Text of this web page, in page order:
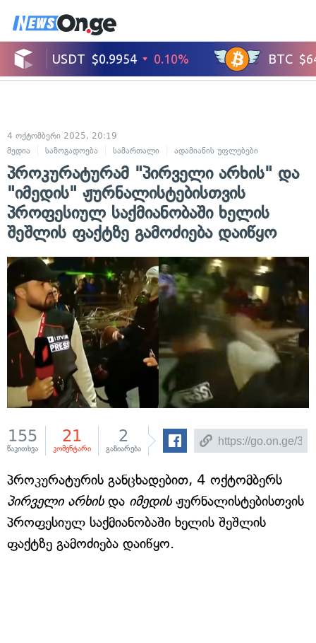
4 ოქტომბერი 2025, 20:19
მედია
საზოგადოება სამართალი ადამიანის უფლებები
პროკურატურამ "პირველი არხის" და
"იმედის" ჟურნალისტებისთვის
პროფესიულ საქმიანობაში ხელის
შეშლის ფაქტზე გამოძიება დაიწყო
155
წაკითხვა
21
კომენტარი
2
გაზიარება
პროკურატურის განცხადებით, 4 ოქტომბერს
პირველი არხისდა იმედისჟურნალისტებისთვის
პროფესიულ საქმიანობაში ხელის შეშლის
ფაქტზე გამოძიება დაიწყო.